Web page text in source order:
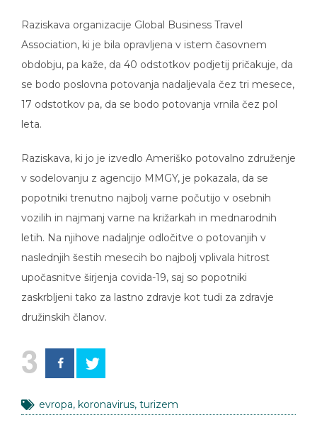
Raziskava organizacije Global Business Travel
Association, ki je bila opravljena v istem časovnem
obdobju, pa kaže, da 40 odstotkov podjetij pričakuje, da
se bodo poslovna potovanja nadaljevala čez tri mesece,
17 odstotkov pa, da se bodo potovanja vrnila čez pol
leta.
Raziskava, ki jo je izvedlo Ameriško potovalno združenje
v sodelovanju z agencijo MMGY, je pokazala, da se
popotniki trenutno najbolj varne počutijo v osebnih
vozilih in najmanj varne na križarkah in mednarodnih
letih. Na njihove nadaljnje odločitve o potovanjih v
naslednjih šestih mesecih bo najbolj vplivala hitrost
upočasnitve širjenja covida-19, saj so popotniki
zaskrbljeni tako za lastno zdravje kot tudi za zdravje
družinskih članov.
3
evropa, koronavirus, turizem